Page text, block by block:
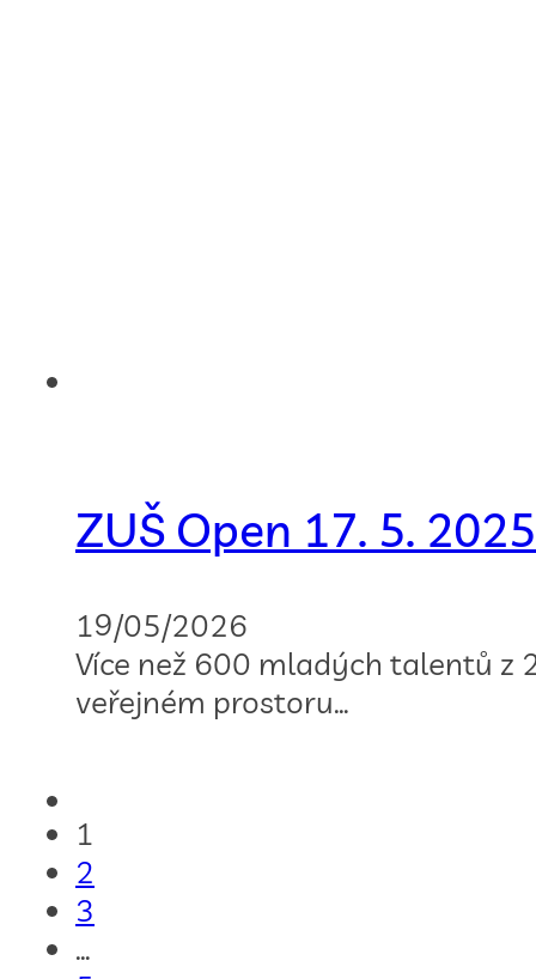
ZUŠ Open 17. 5.
19/05/2026
Více než 600 mladých talentů z
veřejném prostoru…
1
2
3
…